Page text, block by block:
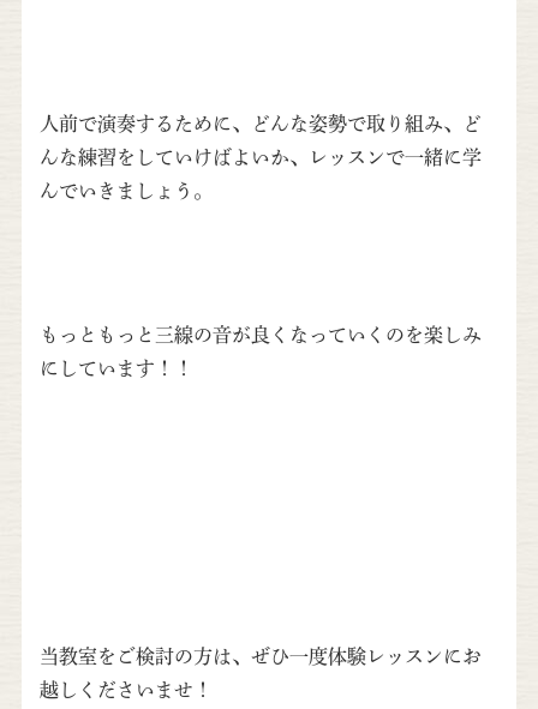
人前で演奏するために、どんな姿勢で取り組み、ど
んな練習をしていけばよいか、レッスンで一緒に学
んでいきましょう。
もっともっと三線の音が良くなっていくのを楽しみ
にしています！！
当教室をご検討の方は、ぜひ一度体験レッスンにお
越しくださいませ！